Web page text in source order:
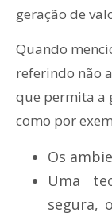
geração de
Quando
referindo não
que permita a
como por
Os
Uma
segura,